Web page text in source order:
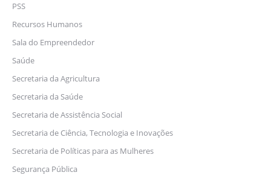
PSS
Recursos Humanos
Sala do Empreendedor
Saúde
Secretaria da Agricultura
Secretaria da Saúde
Secretaria de Assistência Social
Secretaria de Ciência, Tecnologia e Inovações
Secretaria de Políticas para as Mulheres
Segurança Pública